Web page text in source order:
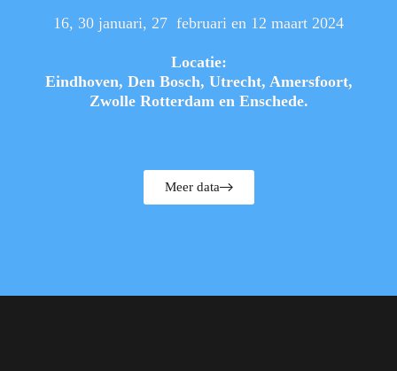
16, 30 januari, 27 februari en 12 maart 2024
Locatie:
Eindhoven, Den Bosch, Utrecht, Amersfoort,
Zwolle Rotterdam en Enschede.
Meer data